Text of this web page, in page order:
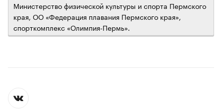
Министерство физической культуры и спорта Пермского
края, ОО «Федерация плавания Пермского края»,
спорткомплекс «Олимпия-Пермь».